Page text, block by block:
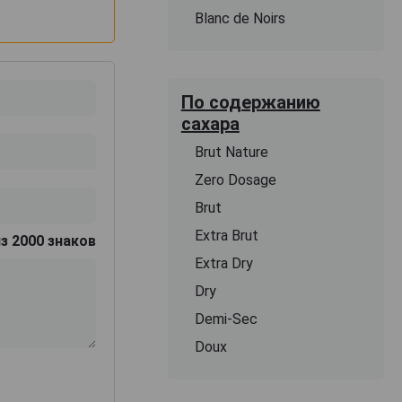
2000 знаков
Blanc de Noirs
По содержанию
сахара
Brut Nature
Zero Dosage
Brut
Extra Brut
Extra Dry
Dry
Demi-Sec
Doux